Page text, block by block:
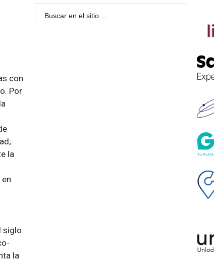
con
Por
la
siglo
la